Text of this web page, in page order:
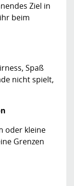
Ziel in
beim
Spaß
nicht spielt,
oder kleine
Grenzen